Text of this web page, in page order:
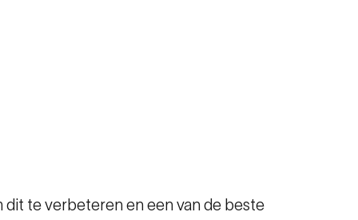
te verbeteren en een van de beste